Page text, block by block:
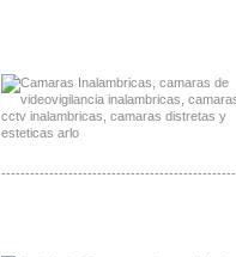
-------------------------------------------------